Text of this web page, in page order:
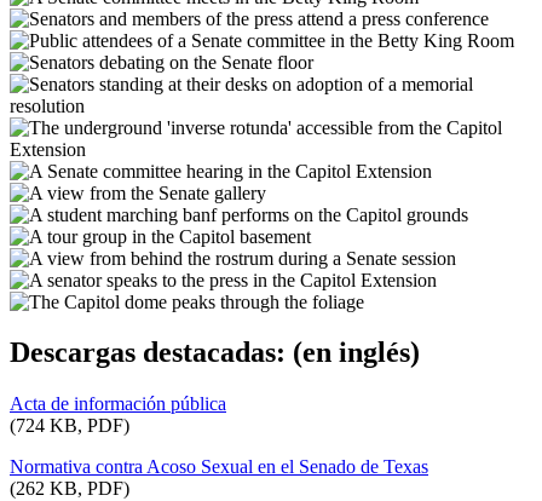
Descargas destacadas: (en inglés)
Acta de información pública
(724 KB, PDF)
Normativa contra Acoso Sexual en el Senado de Texas
(262 KB, PDF)